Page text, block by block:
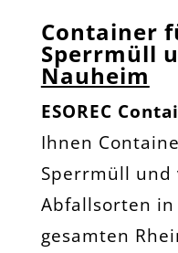
Container
Sperrmüll
Nauheim
ESOREC
Ihnen
Sperrmüll und
Abfallsorten in
gesamten